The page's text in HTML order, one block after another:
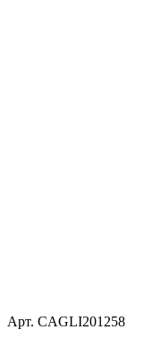
Арт. CAGLI201258